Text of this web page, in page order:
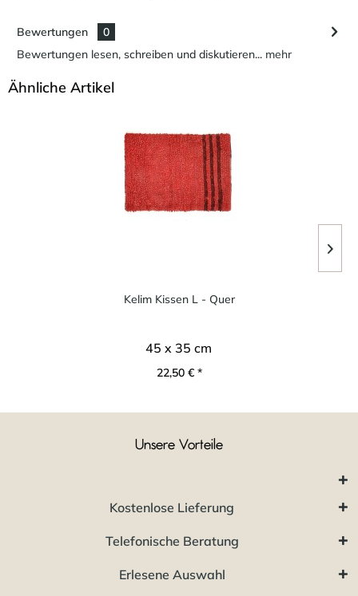
Bewertungen
0
Bewertungen lesen, schreiben und diskutieren... mehr
Ähnliche Artikel
Kelim Kissen L - Quer
45 x 35 cm
22,50 € *
Unsere Vorteile
Kostenlose Lieferung
Telefonische Beratung
Erlesene Auswahl